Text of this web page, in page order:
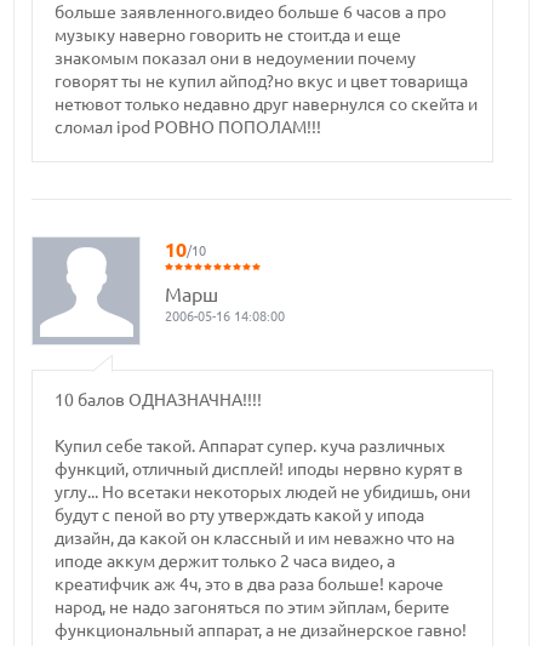
больше заявленного.видео больше 6 часов а про
музыку наверно говорить не стоит.да и еще
знакомым показал они в недоумении почему
говорят ты не купил айпод?но вкус и цвет товарища
нетювот только недавно друг навернулся со скейта и
сломал ipod РОВНО ПОПОЛАМ!!!
10/10
Марш
2006-05-16 14:08:00
10 балов ОДНАЗНАЧНА!!!!
Купил себе такой. Аппарат супер. куча различных
функций, отличный дисплей! иподы нервно курят в
углу... Но всетаки некоторых людей не убидишь, они
будут с пеной во рту утверждать какой у ипода
дизайн, да какой он классный и им неважно что на
иподе аккум держит только 2 часа видео, а
креатифчик аж 4ч, это в два раза больше! кароче
народ, не надо загоняться по этим эйплам, берите
функциональный аппарат, а не дизайнерское гавно!